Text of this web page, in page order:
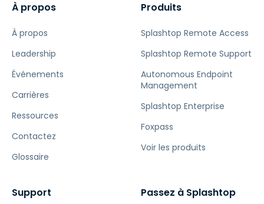
À propos
À propos
Leadership
Événements
Carrières
Ressources
Contactez
Glossaire
Produits
Splashtop Remote Access
Splashtop Remote Support
Autonomous Endpoint
Management
Splashtop Enterprise
Foxpass
Voir les produits
Support Passez à Splashtop